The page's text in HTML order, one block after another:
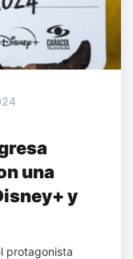
una
y
protagonista